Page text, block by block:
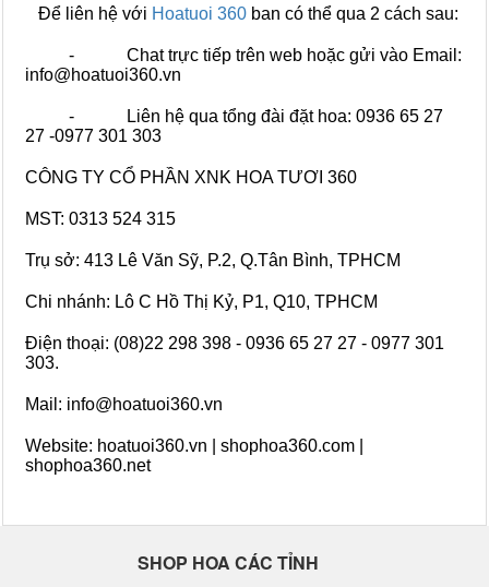
Để liên hệ với Hoatuoi 360 ban có thể qua 2 cách sau:
- Chat trực tiếp trên web hoặc gửi vào Email:
info@hoatuoi360.vn
- Liên hệ qua tổng đài đặt hoa: 0936 65 27
27 -0977 301 303
CÔNG TY CỔ PHẦN XNK HOA TƯƠI 360
MST: 0313 524 315
Trụ sở: 413 Lê Văn Sỹ, P.2, Q.Tân Bình, TPHCM
Chi nhánh: Lô C Hồ Thị Kỷ, P1, Q10, TPHCM
Điện thoại: (08)22 298 398 - 0936 65 27 27 - 0977 301
303.
Mail: info@hoatuoi360.vn
Website: hoatuoi360.vn | shophoa360.com |
shophoa360.net
SHOP HOA CÁC TỈNH